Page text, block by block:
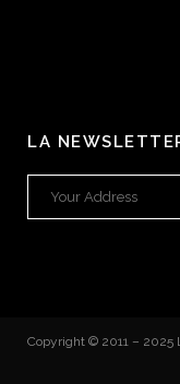
LA
Copyright © 2011 – 2025